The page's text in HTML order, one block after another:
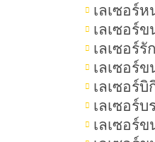
เลเซอร์ห
เลเซอร์
เลเซอร์
เลเซอร์ข
เลเซอร์บิ
เลเซอร์
เลเซอร์
สารบัญเนื้อห
VS
เปรียบเทียบ
Emface ต่างกันอ